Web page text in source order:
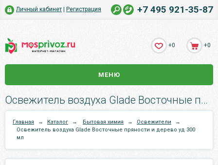
Личный кабинет Регистрация +7 495 921-35-87
+0 +0
МЕНЮ
Освежитель воздуха Glade Восточные пряности и дерево уд 300 мл.
Главная → Каталог → Бытовая химия → Освежители
→
Освежитель воздуха Glade Восточные пряности и дерево уд 300
мл